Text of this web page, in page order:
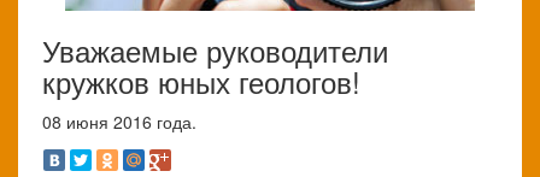
Уважаемые руководители
кружков юных геологов!
08 июня 2016 года.